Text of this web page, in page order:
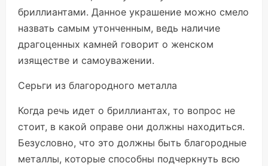
бриллиантами. Данное украшение можно смело
назвать самым утонченным, ведь наличие
драгоценных камней говорит о женском
изяществе и самоуважении.
Серьги из благородного металла
Когда речь идет о бриллиантах, то вопрос не
стоит, в какой оправе они должны находиться.
Безусловно, что это должны быть благородные
металлы, которые способны подчеркнуть всю